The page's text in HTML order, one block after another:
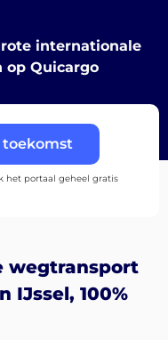
internationale
Quicargo
toekomst
het portaal geheel gratis
wegtransport
IJssel, 100%